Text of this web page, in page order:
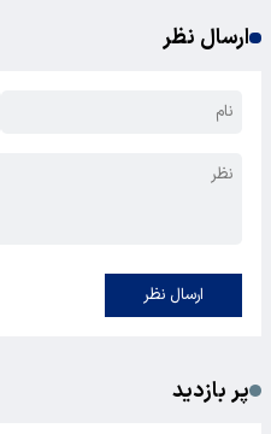
ارسال نظر
ارسال نظر
پر بازدید